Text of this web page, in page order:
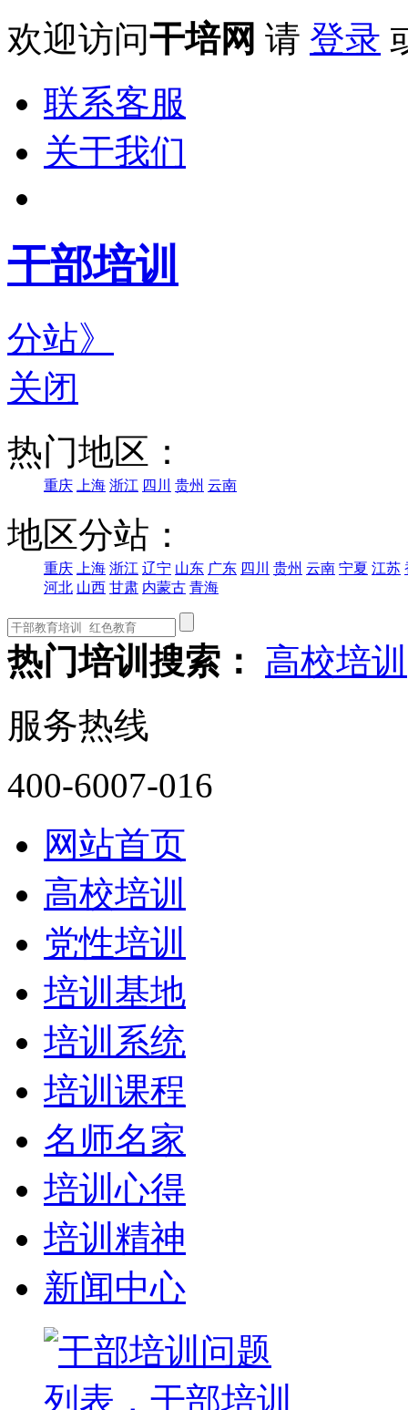
欢迎访问干培网 请 登录
联系客服
关于我们
干部培训
分站》
关闭
热门地区：
重庆 上海 浙江 四川 贵州 云南
地区分站：
重庆 上海 浙江 辽宁 山东 广东 四川 贵州 云南 宁夏 江苏
河北 山西 甘肃 内蒙古 青海
热门培训搜索：
高校培训
服务热线
400-6007-016
网站首页
高校培训
党性培训
培训基地
培训系统
培训课程
名师名家
培训心得
培训精神
新闻中心